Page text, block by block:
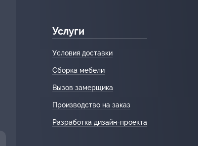
Услуги
Условия доставки
Сборка мебели
Вызов замерщика
Производство на заказ
Разработка дизайн-проекта